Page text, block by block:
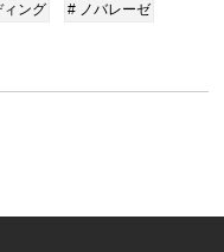
ィング # ノバレーゼ